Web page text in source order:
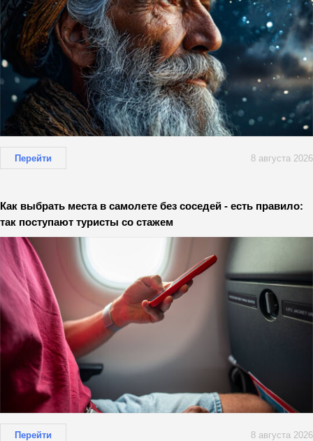
Перейти 8 августа 2026
Как выбрать места в самолете без соседей - есть правило:
так поступают туристы со стажем
Перейти 8 августа 2026